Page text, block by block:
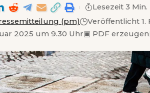
(pm)
Veröffentlicht 1.
2025 um 9.30 Uhr▣ PDF erzeugen
Lesezeit 3 Min.